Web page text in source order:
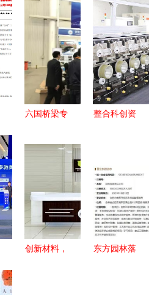
六国桥梁专
桥梁智能发
发携新材料
技术亮相中
国桥博会
整合科创资
新质生产力
蓄势而行
创新材料，
东方园林落